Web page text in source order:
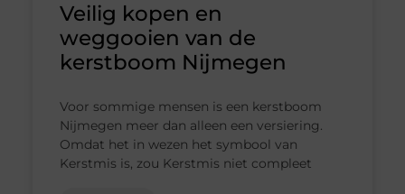
Veilig kopen en
weggooien van de
kerstboom Nijmegen
Voor sommige mensen is een kerstboom
Nijmegen meer dan alleen een versiering.
Omdat het in wezen het symbool van
Kerstmis is, zou Kerstmis niet compleet